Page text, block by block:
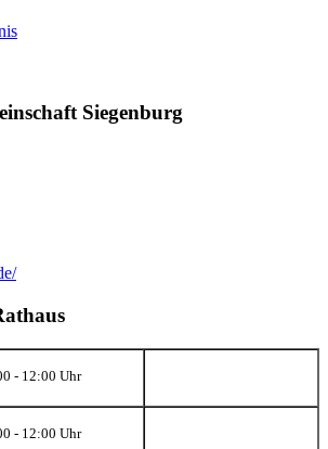
Siegenburg
- 12:00 Uhr
- 12:00 Uhr